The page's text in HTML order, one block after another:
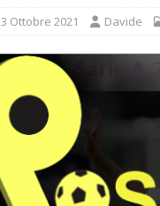
3 Ottobre 2021 Davide